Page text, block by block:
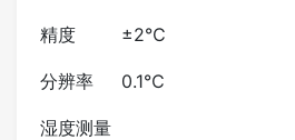
精度 ±2℃
分辨率 0.1℃
湿度测量